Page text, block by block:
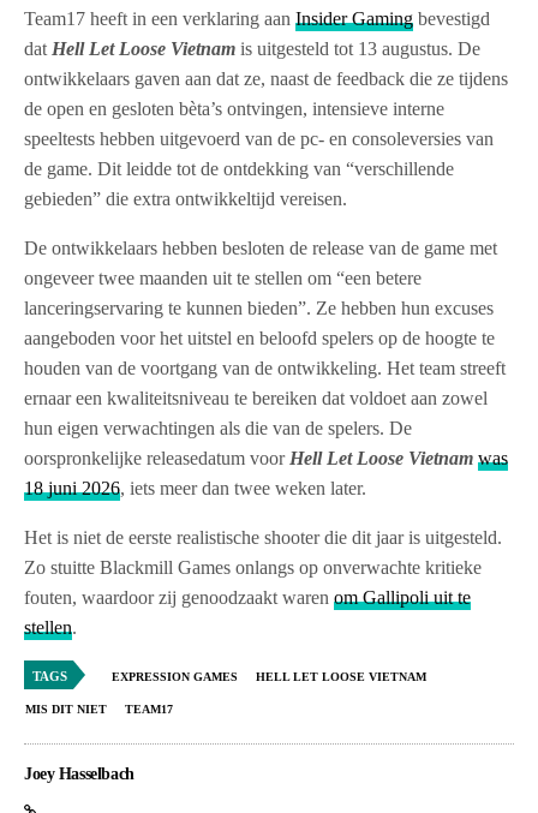
Team17 heeft in een verklaring aanInsider Gaming bevestigd
dat Hell Let Loose Vietnam is uitgesteld tot 13 augustus. De
ontwikkelaars gaven aan dat ze, naast de feedback die ze tijdens
de open en gesloten bèta’s ontvingen, intensieve interne
speeltests hebben uitgevoerd van de pc- en consoleversies van
de game. Dit leidde tot de ontdekking van “verschillende
gebieden” die extra ontwikkeltijd vereisen.
De ontwikkelaars hebben besloten de release van de game met
ongeveer twee maanden uit te stellen om “een betere
lanceringservaring te kunnen bieden”. Ze hebben hun excuses
aangeboden voor het uitstel en beloofd spelers op de hoogte te
houden van de voortgang van de ontwikkeling. Het team streeft
ernaar een kwaliteitsniveau te bereiken dat voldoet aan zowel
hun eigen verwachtingen als die van de spelers. De
oorspronkelijke releasedatum voor Hell Let Loose Vietnam was
18 juni 2026, iets meer dan twee weken later.
Het is niet de eerste realistische shooter die dit jaar is uitgesteld.
Zo stuitte Blackmill Games onlangs op onverwachte kritieke
fouten, waardoor zij genoodzaakt warenom Gallipoli uit te
stellen.
TAGS EXPRESSION GAMES HELL LET LOOSE VIETNAM
MIS DIT NIET TEAM17
Joey Hasselbach